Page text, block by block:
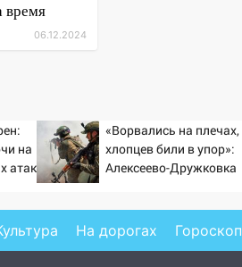
время
06.12.2024
на
атак
«Ворвались на плечах,
хлопцев били в упор»:
Алексеево-Дружковка
На дорогах Гороскоп